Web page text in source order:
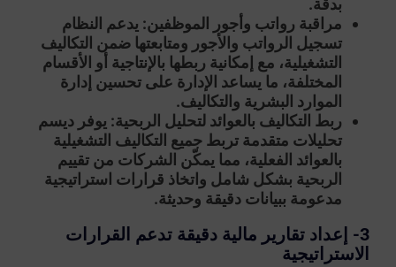
بدقة.
مراقبة رواتب وأجور الموظفين: يدعم النظام
تسجيل الرواتب والأجور ومتابعتها ضمن التكاليف
التشغيلية، مع إمكانية ربطها بالإنتاجية أو الأقسام
المختلفة، ما يساعد الإدارة على تحسين إدارة
الموارد البشرية والتكاليف.
ربط التكاليف بالعوائد لتحليل الربحية: يوفر ديسم
تحليلات متقدمة تربط جميع التكاليف التشغيلية
بالعوائد الفعلية، مما يمكّن الشركات من تقييم
الربحية بشكل شامل واتخاذ قرارات استراتيجية
مدعومة ببيانات دقيقة وحديثة.
3- إعداد تقارير مالية دقيقة تدعم القرارات
الاستراتيجية